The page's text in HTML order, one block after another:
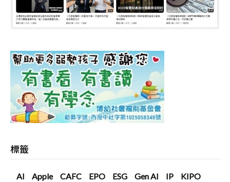
標籤
AI Apple CAFC EPO ESG Gen AI IP
KIPO